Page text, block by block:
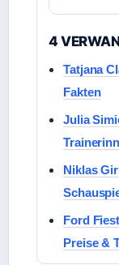
4
Tatjana
Fakten
Julia
Niklas
Ford
Preise &